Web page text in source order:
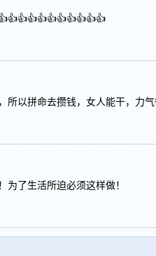
所以拼命去攒钱，女人能干，力
为了生活所迫必须这样做！